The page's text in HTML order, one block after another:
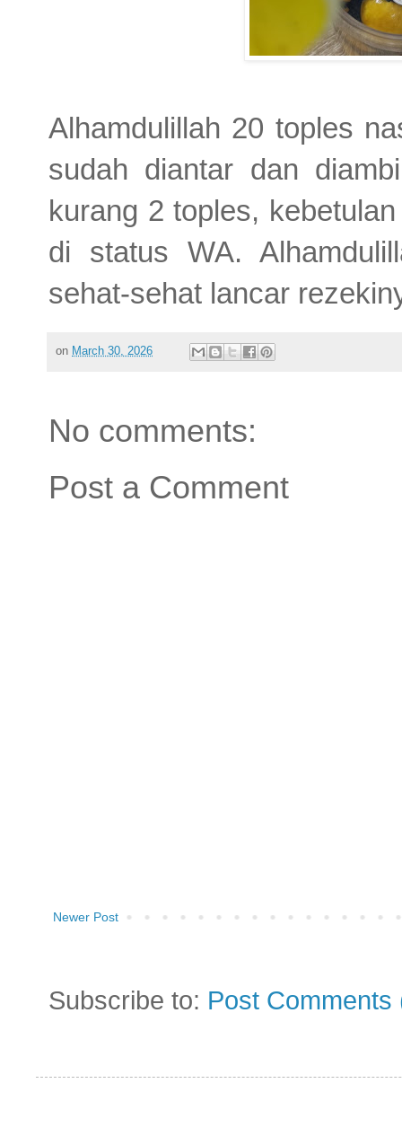
Alhamdulillah 20 toples
sudah diantar dan
kurang 2 toples,
di status WA.
sehat-sehat lancar
on March 30, 2026
No comments:
Post a Comment
Newer Post
Subscribe to: Post Comments